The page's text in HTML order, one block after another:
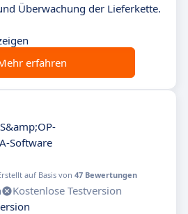
Überwachung der Lieferkette.
erfahren
Software
auf Basis von 47 Bewertungen
Kostenlose Testversion